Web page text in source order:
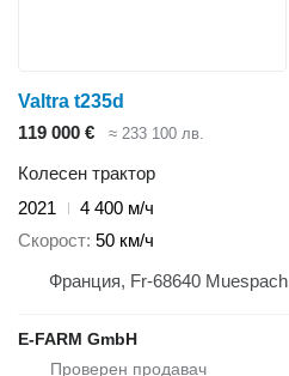
Valtra t235d
119 000 €
≈ 233 100 лв.
Колесен трактор
2021
4 400 м/ч
Скорост 50 км/ч
Франция, Fr-68640 Muespach
E-FARM GmbH